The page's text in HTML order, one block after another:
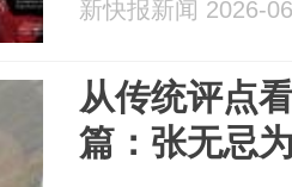
新快报新闻 2026-
从传统评点
篇：张无忌